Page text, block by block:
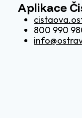
Aplikace
800 990